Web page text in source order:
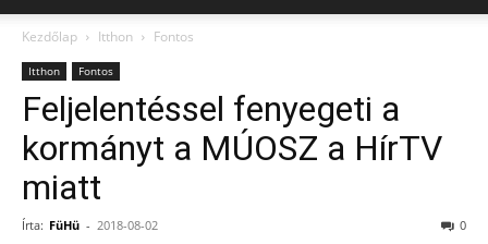
Kezdőlap Itthon Fontos
Itthon Fontos
Feljelentéssel fenyegeti a
kormányt a MÚOSZ a HírTV
miatt
Írta: FüHü - 2018-08-02 0